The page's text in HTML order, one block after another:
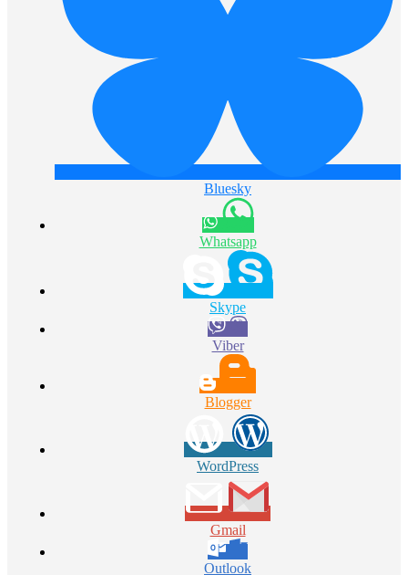
Bluesky
Whatsapp
Skype
Viber
Blogger
WordPress
Gmail
Outlook